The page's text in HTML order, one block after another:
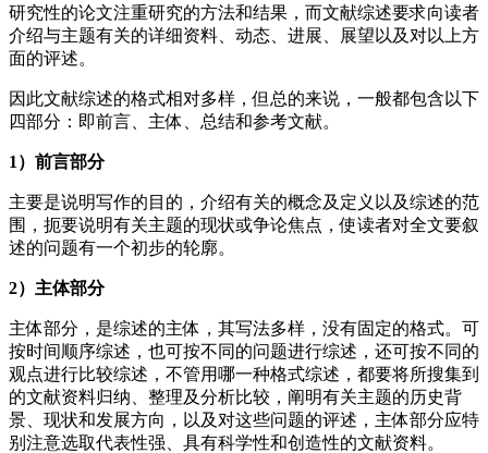
研究性的论文注重研究的方法和结果，而文献综述要求向读者
介绍与主题有关的详细资料、动态、进展、展望以及对以上方
面的评述。
因此文献综述的格式相对多样，但总的来说，一般都包含以下
四部分：即前言、主体、总结和参考文献。
1）前言部分
主要是说明写作的目的，介绍有关的概念及定义以及综述的范
围，扼要说明有关主题的现状或争论焦点，使读者对全文要叙
述的问题有一个初步的轮廓。
2）主体部分
主体部分，是综述的主体，其写法多样，没有固定的格式。可
按时间顺序综述，也可按不同的问题进行综述，还可按不同的
观点进行比较综述，不管用哪一种格式综述，都要将所搜集到
的文献资料归纳、整理及分析比较，阐明有关主题的历史背
景、现状和发展方向，以及对这些问题的评述，主体部分应特
别注意选取代表性强、具有科学性和创造性的文献资料。